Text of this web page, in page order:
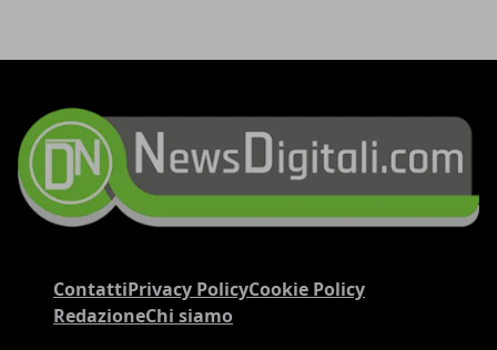
ContattiPrivacy PolicyCookie Policy
RedazioneChi siamo